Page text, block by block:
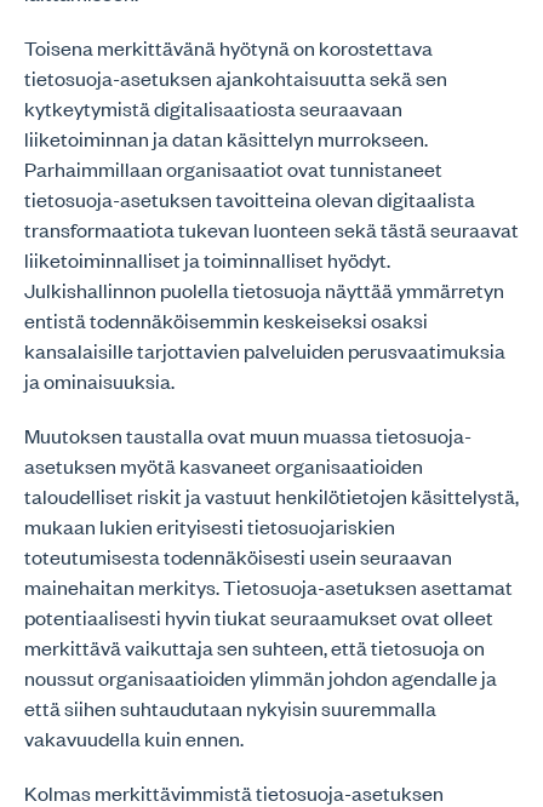
Toisena merkittävänä hyötynä on korostettava
tietosuoja-asetuksen ajankohtaisuutta sekä sen
kytkeytymistä digitalisaatiosta seuraavaan
liiketoiminnan ja datan käsittelyn murrokseen.
Parhaimmillaan organisaatiot ovat tunnistaneet
tietosuoja-asetuksen tavoitteina olevan digitaalista
transformaatiota tukevan luonteen sekä tästä seuraavat
liiketoiminnalliset ja toiminnalliset hyödyt.
Julkishallinnon puolella tietosuoja näyttää ymmärretyn
entistä todennäköisemmin keskeiseksi osaksi
kansalaisille tarjottavien palveluiden perusvaatimuksia
ja ominaisuuksia.
Muutoksen taustalla ovat muun muassa tietosuoja-
asetuksen myötä kasvaneet organisaatioiden
taloudelliset riskit ja vastuut henkilötietojen käsittelystä,
mukaan lukien erityisesti tietosuojariskien
toteutumisesta todennäköisesti usein seuraavan
mainehaitan merkitys. Tietosuoja-asetuksen asettamat
potentiaalisesti hyvin tiukat seuraamukset ovat olleet
merkittävä vaikuttaja sen suhteen, että tietosuoja on
noussut organisaatioiden ylimmän johdon agendalle ja
että siihen suhtaudutaan nykyisin suuremmalla
vakavuudella kuin ennen.
Kolmas merkittävimmistä tietosuoja-asetuksen